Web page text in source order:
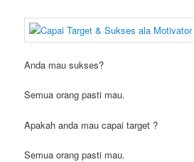
Anda mau sukses?
Semua orang pasti mau.
Apakah anda mau capai target ?
Semua orang pasti mau.